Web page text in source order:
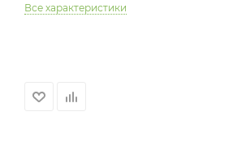
Все характеристики